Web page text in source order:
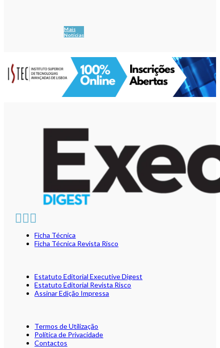
Mais
Notícias
Ficha Técnica
Ficha Técnica Revista Risco
Estatuto Editorial Executive Digest
Estatuto Editorial Revista Risco
Assinar Edição Impressa
Termos de Utilização
Política de Privacidade
Contactos